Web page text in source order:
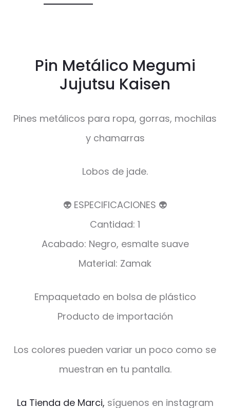
Pin Metálico Megumi
Jujutsu Kaisen
Pines metálicos para ropa, gorras, mochilas
y chamarras
Lobos de jade.
👽 ESPECIFICACIONES 👽
Cantidad: 1
Acabado: Negro, esmalte suave
Material: Zamak
Empaquetado en bolsa de plástico
Producto de importación
Los colores pueden variar un poco como se
muestran en tu pantalla.
La Tienda de Marci, síguenos en instagram